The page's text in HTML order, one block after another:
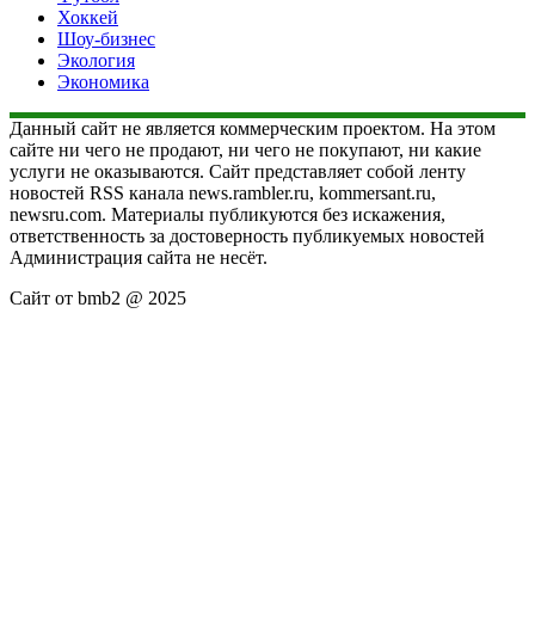
Хоккей
Шоу-бизнес
Экология
Экономика
Данный сайт не является коммерческим проектом. На этом
сайте ни чего не продают, ни чего не покупают, ни какие
услуги не оказываются. Сайт представляет собой ленту
новостей RSS канала news.rambler.ru, kommersant.ru,
newsru.com. Материалы публикуются без искажения,
ответственность за достоверность публикуемых новостей
Администрация сайта не несёт.
Сайт от bmb2 @ 2025